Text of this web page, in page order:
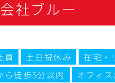
職務経歴
ポートフ
面接対策
社ブルー
員 土日祝休み 在宅・
ら徒歩5分以内
オフィ